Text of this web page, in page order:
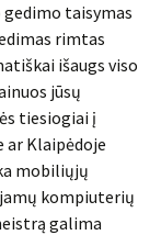
taisymas
rimtas
išaugs viso
jūsų
tiesiogiai į
ar Klaipėdoje
mobiliųjų
kompiuterių
galima